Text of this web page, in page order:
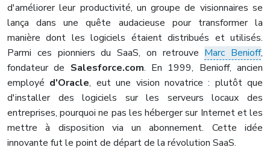
d'améliorer leur productivité, un groupe de visionnaires se
lança dans une quête audacieuse pour transformer la
manière dont les logiciels étaient distribués et utilisés.
Parmi ces pionniers du SaaS, on retrouve Marc Benioff,
fondateur de Salesforce.com. En 1999, Benioff, ancien
employé d'Oracle, eut une vision novatrice : plutôt que
d'installer des logiciels sur les serveurs locaux des
entreprises, pourquoi ne pas les héberger sur Internet et les
mettre à disposition via un abonnement. Cette idée
innovante fut le point de départ de la révolution SaaS.